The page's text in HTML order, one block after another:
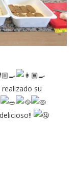
realizado su